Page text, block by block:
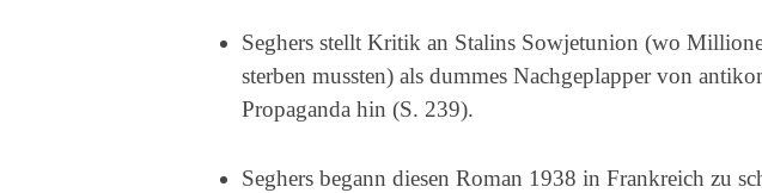
Seghers stellt Kritik an Stalins Sowjetunion (wo
sterben mussten) als dummes Nachgeplapper von
Propaganda hin (S. 239).
Seghers begann diesen Roman 1938 in Frankreich zu